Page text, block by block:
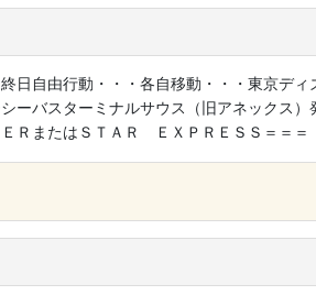
日自由行動・・・各自移動・・・東京デ
ーバスターミナルサウス（旧アネックス
ＥＲまたはＳＴＡＲ ＥＸＰＲＥＳＳ＝＝＝